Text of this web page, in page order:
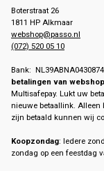
Boterstraat 26
1811 HP Alkmaar
webshop@passo.nl
(072) 520 05 10
Bank:
betalingen van
Multisafepay. Lukt uw
nieuwe betaallink. Alleen
zijn betaald kunnen wij
Koopzondag: Iedere
zondag op een feestdag